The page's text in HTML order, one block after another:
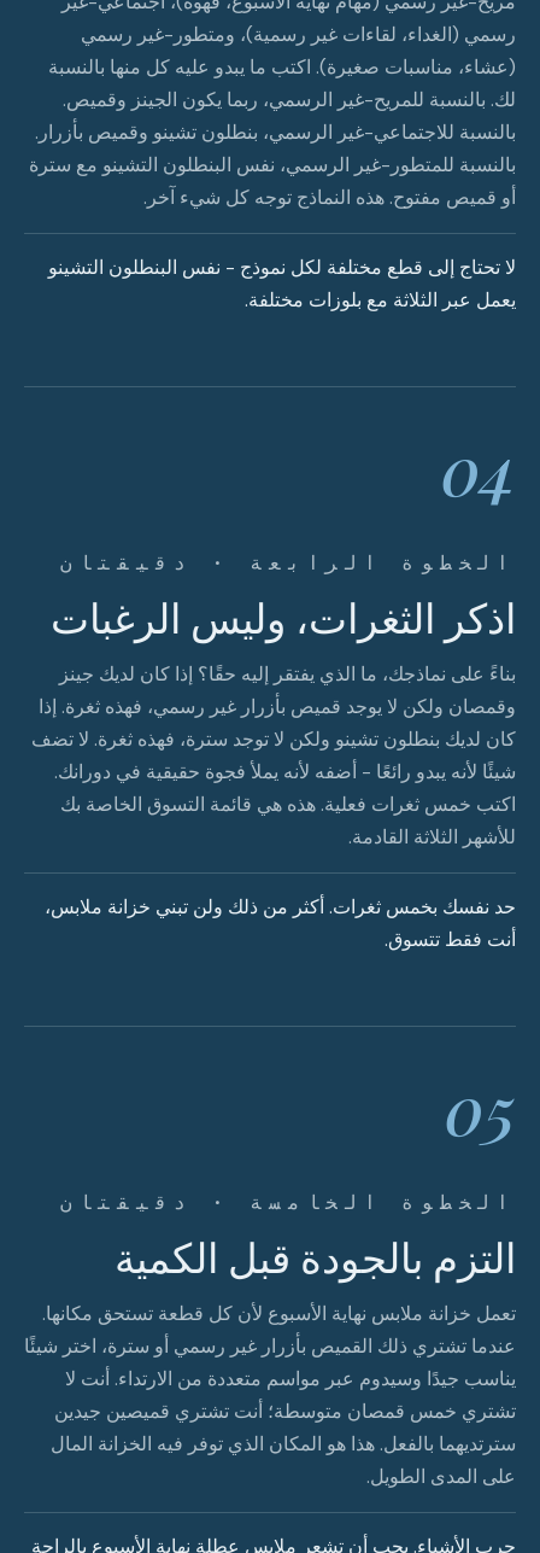
رسمي (الغداء، لقاءات غير رسمية)، ومتطور-غير رسمي
(عشاء، مناسبات صغيرة). اكتب ما يبدو عليه كل منها بالنسبة
لك. بالنسبة للمريح-غير الرسمي، ربما يكون الجينز وقميص.
بالنسبة للاجتماعي-غير الرسمي، بنطلون تشينو وقميص بأزرار.
بالنسبة للمتطور-غير الرسمي، نفس البنطلون التشينو مع سترة
أو قميص مفتوح. هذه النماذج توجه كل شيء آخر.
لا تحتاج إلى قطع مختلفة لكل نموذج - نفس البنطلون التشينو
يعمل عبر الثلاثة مع بلوزات مختلفة.
04
الخطوة الرابعة · دقيقتان
اذكر الثغرات، وليس الرغبات
بناءً على نماذجك، ما الذي يفتقر إليه حقًا؟ إذا كان لديك جينز
وقمصان ولكن لا يوجد قميص بأزرار غير رسمي، فهذه ثغرة. إذا
كان لديك بنطلون تشينو ولكن لا توجد سترة، فهذه ثغرة. لا تضف
شيئًا لأنه يبدو رائعًا - أضفه لأنه يملأ فجوة حقيقية في دورانك.
اكتب خمس ثغرات فعلية. هذه هي قائمة التسوق الخاصة بك
للأشهر الثلاثة القادمة.
حد نفسك بخمس ثغرات. أكثر من ذلك ولن تبني خزانة ملابس،
أنت فقط تتسوق.
05
الخطوة الخامسة · دقيقتان
التزم بالجودة قبل الكمية
تعمل خزانة ملابس نهاية الأسبوع لأن كل قطعة تستحق مكانها.
عندما تشتري ذلك القميص بأزرار غير رسمي أو سترة، اختر شيئًا
يناسب جيدًا وسيدوم عبر مواسم متعددة من الارتداء. أنت لا
تشتري خمس قمصان متوسطة؛ أنت تشتري قميصين جيدين
سترتديهما بالفعل. هذا هو المكان الذي توفر فيه الخزانة المال
على المدى الطويل.
جرب الأشياء. يجب أن تشعر ملابس عطلة نهاية الأسبوع بالراحة